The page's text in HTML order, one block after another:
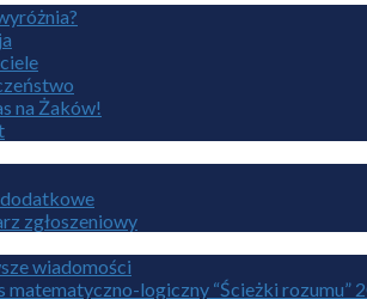
na Żaków!
zgłoszeniowy
wiadomości
matematyczno-logiczny “Ścieżki rozumu”